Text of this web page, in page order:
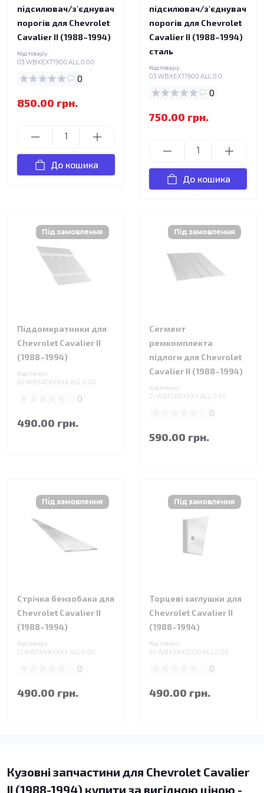
підсилювач/з'єднувач
порогів для Chevrolet
Cavalier II (1988–1994)
Код товару:
03.WBXEXT1900.ALL.0.00
0
850.00 грн.
До кошика
підсилювач/з'єднувач
порогів для Chevrolet
Cavalier II (1988–1994)
сталь
Код товару:
03.WBXEXT1900.ALL.0.0
0
750.00 грн.
До кошика
Піддомкратники для
Chevrolet Cavalier II
(1988–1994)
Код товару:
60.WBJACKXXXX.ALL.0.00
0
490.00 грн.
Сегмент
ремкомплекта
підлоги для Chevrolet
Cavalier II (1988–1994)
Код товару:
21.WBFLRPXXXX.ALL.0.00
0
590.00 грн.
Стрічка бензобака для
Chevrolet Cavalier II
(1988–1994)
Код товару:
21.WBTANKXXXX.ALL.0.00
0
490.00 грн.
Торцеві заглушки для
Chevrolet Cavalier II
(1988–1994)
Код товару:
55.WBXXXX0000.ALL.0.00
0
490.00 грн.
Кузовні запчастини для Chevrolet Cavalier
II (1988-1994) купити за вигідною ціною -